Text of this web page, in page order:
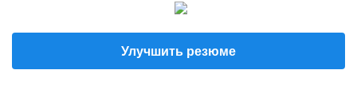
Улучшить резюме